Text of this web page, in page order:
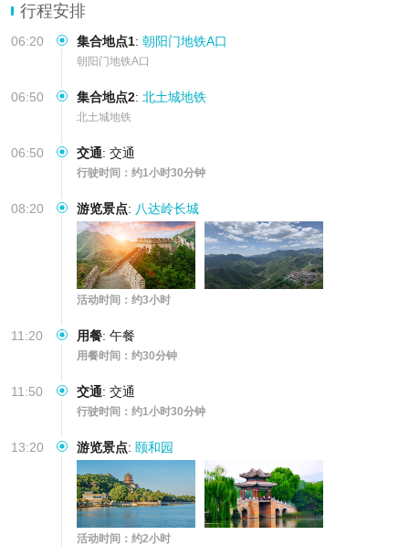
行程安排
06:20 集合地点1: 朝阳门地铁A口
朝阳门地铁A口
06:50 集合地点2: 北土城地铁
北土城地铁
06:50 交通: 交通
行驶时间：约1小时30分钟
08:20 游览景点: 八达岭长城
活动时间：约3小时
11:20 用餐: 午餐
用餐时间：约30分钟
11:50 交通: 交通
行驶时间：约1小时30分钟
13:20 游览景点: 颐和园
活动时间：约2小时